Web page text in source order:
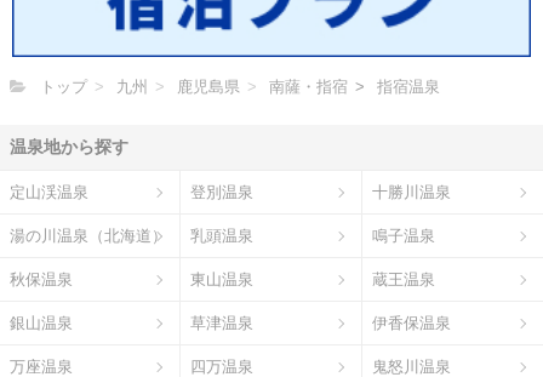
トップ 九州 鹿児島県 南薩・指宿 指宿温泉
温泉地から探す
定山渓温泉 登別温泉 十勝川温泉
湯の川温泉（北海道） 乳頭温泉 鳴子温泉
秋保温泉 東山温泉 蔵王温泉
銀山温泉 草津温泉 伊香保温泉
万座温泉 四万温泉 鬼怒川温泉